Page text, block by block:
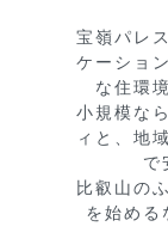
宝嶺パレ
ケーショ
な住環
小規模な
ィと、地
で
比叡山の
を始める